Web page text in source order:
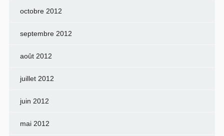
octobre 2012
septembre 2012
août 2012
juillet 2012
juin 2012
mai 2012